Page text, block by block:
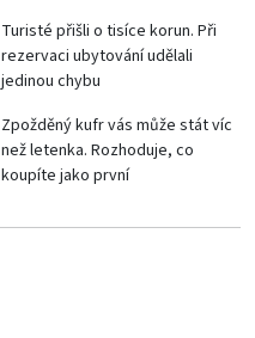
Turisté přišli o tisíce korun. Při
rezervaci ubytování udělali
jedinou chybu
Zpožděný kufr vás může stát víc
než letenka. Rozhoduje, co
koupíte jako první